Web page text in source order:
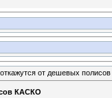
от дешевых
КАСКО